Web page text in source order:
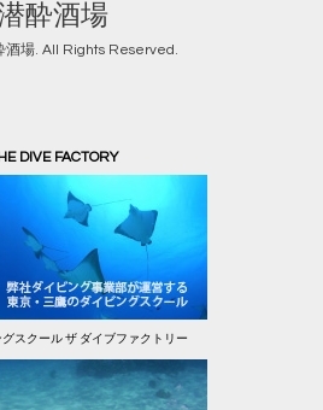
酔酒場
酒場. All Rights Reserved.
DIVE FACTORY
スクール ザ ダイブファクトリー